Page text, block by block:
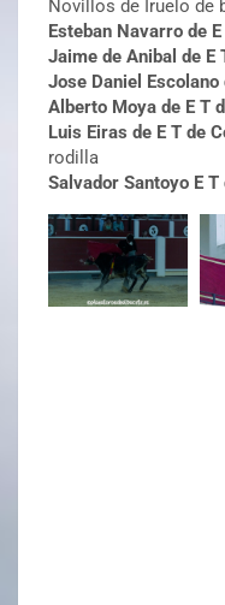
Novillos de Iruelo de
Esteban Navarro de
Jaime de Anibal de E
Jose Daniel Escolano
Alberto Moya de E T
Luis Eiras de E T de
rodilla
Salvador Santoyo E